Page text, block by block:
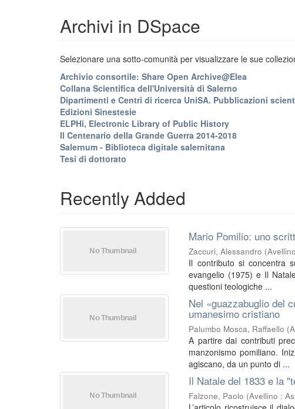
Archivi in DSpace
Selezionare una sotto-comunità per visualizzare le sue
Archivio consortile: Share Open Archive@Elea
Collana Scientifica dell'Università di Salerno
Dipartimenti e Centri di ricerca UniSA. Pubblicazioni
Edizioni Sinestesie
ELPHi, Electronic Library of Public History
Il Centenario della Grande Guerra 2014-2018
Salernum - Biblioteca digitale salernitana
Tesi di dottorato
Recently Added
Mario Pomilio: uno
Zaccuri, Alessandro (
Il contributo si concentra
evangelio (1975) e Il
questioni teologiche ...
Nel «guazzabuglio del
umanesimo cristiano
Palumbo Mosca, Raffaello (
A partire dai contributi
manzonismo pomiliano.
agiscano, da un punto di ...
Il Natale del 1833 e la
Falzone, Paolo (Avellino :